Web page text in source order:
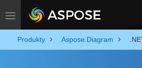
Toggle navigation
Produkty Aspose.Diagram